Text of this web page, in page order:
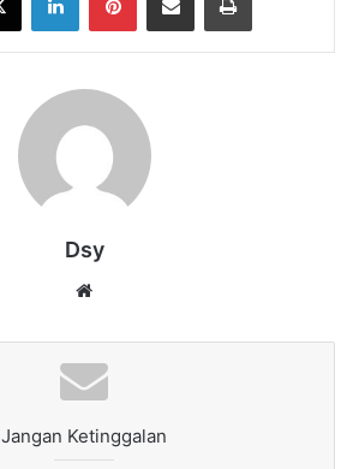
Dsy
Jangan Ketinggalan